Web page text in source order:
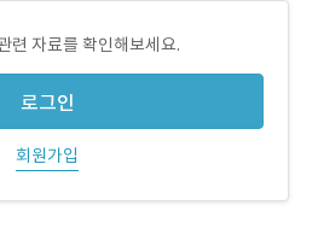
련 자료를 확인해보세요.
로그인
회원가입